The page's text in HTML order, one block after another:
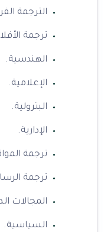
الترجمة
ترجمة
الهندسية.
الإعلامية.
البترولية.
الإدارية.
ترجمة
ترجمة
المجالات
السياسية.